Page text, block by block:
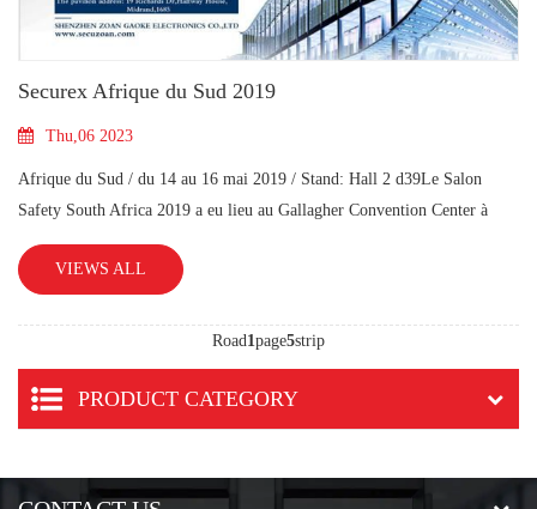
Securex Afrique du Sud 2019
Thu,06 2023
Afrique du Sud / du 14 au 16 mai 2019 / Stand: Hall 2 d39Le Salon
Safety South Africa 2019 a eu lieu au Gallagher Convention Center à
Sandton, Johannesburg, Afrique du Sud. C‘est le seul, le plus gran
VIEWS ALL
Road1page5strip
PRODUCT CATEGORY